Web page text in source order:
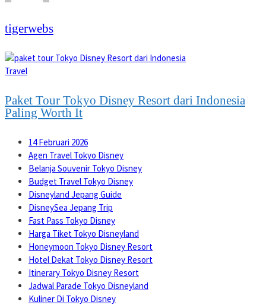
tigerwebs
Travel
Paket Tour Tokyo Disney Resort dari Indonesia
Paling Worth It
14 Februari 2026
Agen Travel Tokyo Disney
Belanja Souvenir Tokyo Disney
Budget Travel Tokyo Disney
Disneyland Jepang Guide
DisneySea Jepang Trip
Fast Pass Tokyo Disney
Harga Tiket Tokyo Disneyland
Honeymoon Tokyo Disney Resort
Hotel Dekat Tokyo Disney Resort
Itinerary Tokyo Disney Resort
Jadwal Parade Tokyo Disneyland
Kuliner Di Tokyo Disney